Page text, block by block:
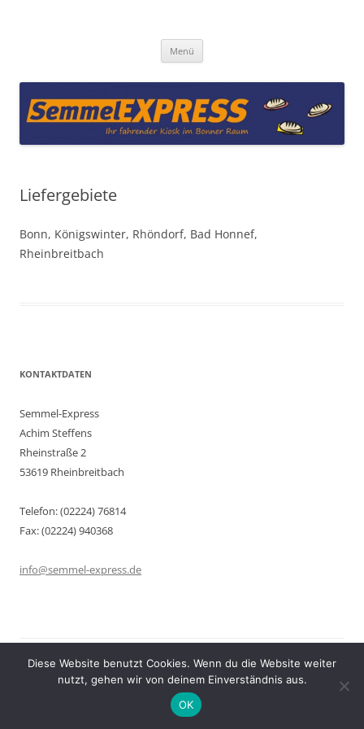
Menü
Liefergebiete
Bonn, Königswinter, Rhöndorf, Bad Honnef,
Rheinbreitbach
KONTAKTDATEN
Semmel-Express
Achim Steffens
Rheinstraße 2
53619 Rheinbreitbach
Telefon: (02224) 76814
Fax: (02224) 940368
info@semmel-express.de
Datenschutz Stolz präsentiert von WordPress
Diese Website benutzt Cookies. Wenn du die Website weiter
nutzt, gehen wir von deinem Einverständnis aus.
OK